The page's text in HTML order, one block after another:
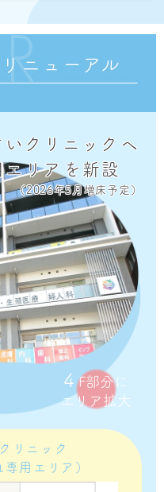
ニューアル
いクリニックへ
リアを新設
（2026年5月増床予定）
4 F部分に
エリア拡大
リニック
専用エリア）